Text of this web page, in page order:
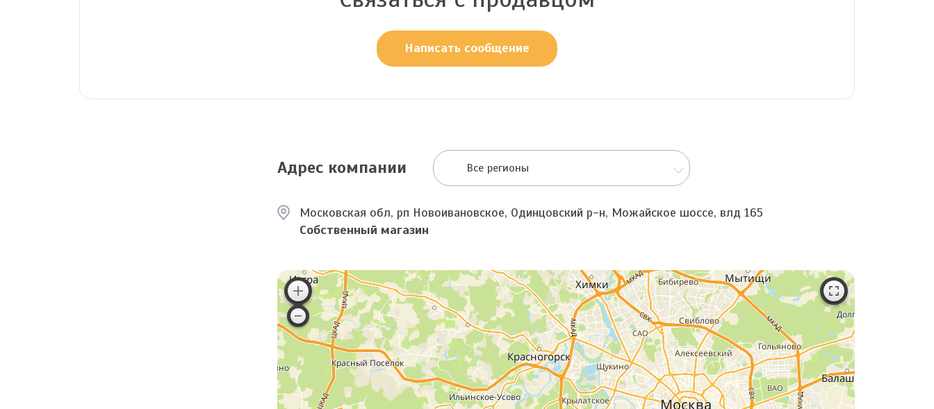
Написать сообщение
Адрес компании Все регионы
Московская обл, рп Новоивановское, Одинцовский р-н, Можайское шоссе, влд 165
Собственный магазин